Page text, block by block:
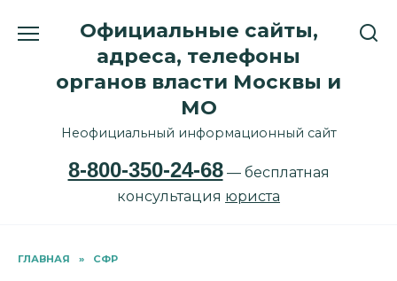
Официальные сайты,
адреса, телефоны
органов власти Москвы и
МО
Неофициальный информационный сайт
8-800-350-24-68— бесплатная
консультация юриста
ГЛАВНАЯ » СФР